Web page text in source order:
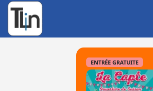
Rechercher
ENTRÉE GRATUITE